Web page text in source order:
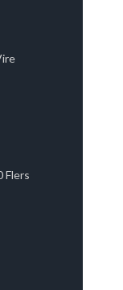
Flers